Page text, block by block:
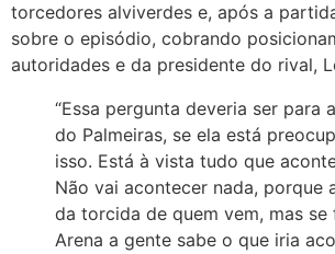
torcedores alviverdes e, após a
sobre o episódio, cobrando
autoridades e da presidente do rival,
“Essa pergunta deveria ser para
do Palmeiras, se ela está
isso. Está à vista tudo que
Não vai acontecer nada, porque
da torcida de quem vem, mas se
Arena a gente sabe o que iria